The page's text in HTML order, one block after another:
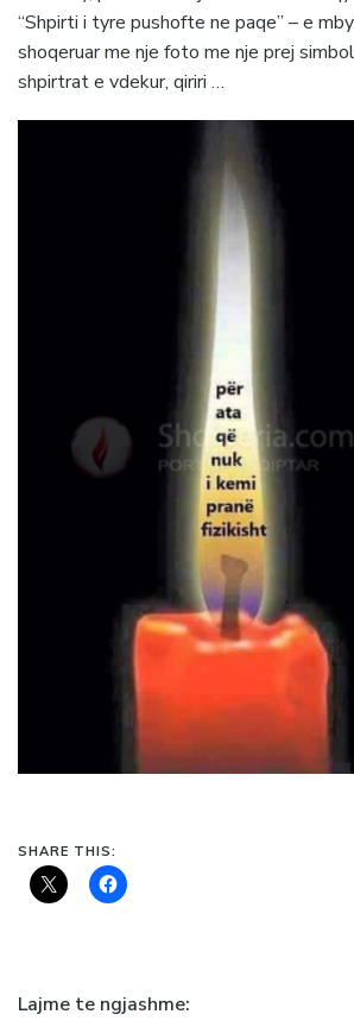
“Shpirti i tyre pushofte ne paqe” – e
shoqeruar me nje foto me nje prej
shpirtrat e vdekur, qiriri …
SHARE THIS:
Lajme te ngjashme